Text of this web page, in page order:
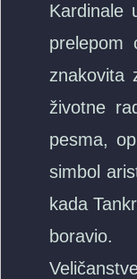
Kardinale
prelepom
znakovita
životne
pesma,
simbol
kada
boravio.